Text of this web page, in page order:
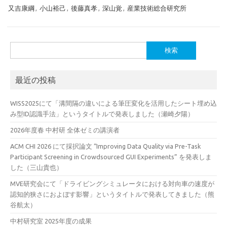
又吉康綱 , 小山裕己 , 後藤真孝, 深山覚 , 産業技術総合研究所
索:
最近の投稿
WISS2025にて「溝間隔の違いによる筆圧変化を活用したシート埋め込
み型ID認識手法」というタイトルで発表しました（瀬崎夕陽）
2026年度春 中村研 全体ゼミの講演者
ACM CHI 2026 にて採択論文 “Improving Data Quality via Pre-Task
Participant Screening in Crowdsourced GUI Experiments” を発表しま
した（三山貴也）
MVE研究会にて「ドライビングシミュレータにおける対向車の速度が
認知的狭さにおよぼす影響」というタイトルで発表してきました（熊
谷航太）
中村研究室 2025年度の成果